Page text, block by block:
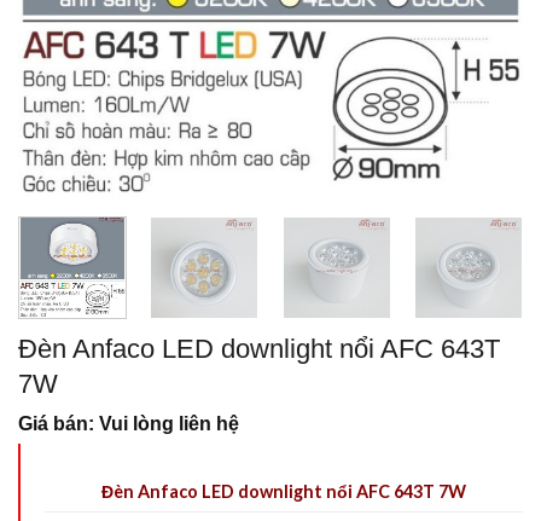
Đèn Anfaco LED downlight nổi AFC 643T
7W
Giá bán: Vui lòng liên hệ
Đèn Anfaco LED downlight nổi AFC 643T 7W